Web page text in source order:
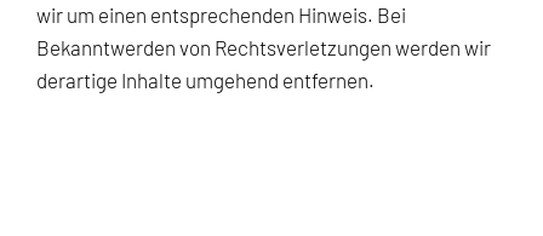
wir um einen entsprechenden Hinweis. Bei
Bekanntwerden von Rechtsverletzungen werden wir
derartige Inhalte umgehend entfernen.